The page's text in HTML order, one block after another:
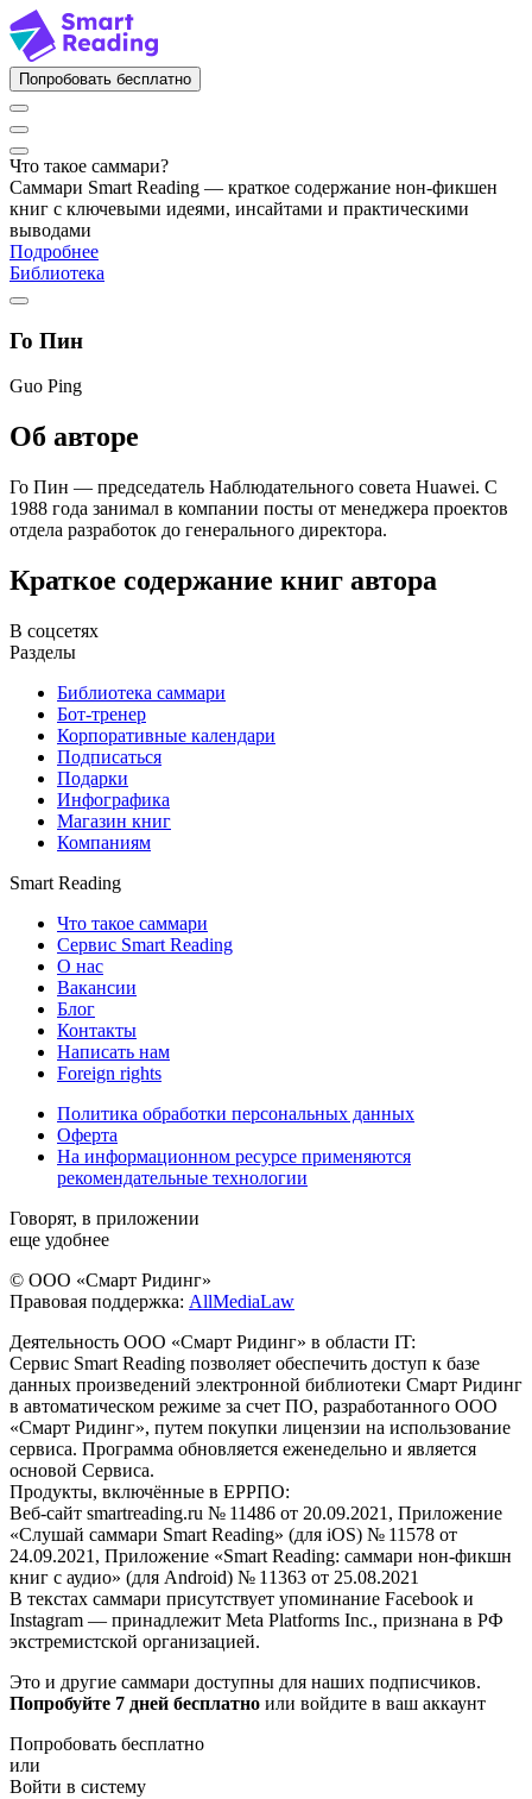
Попробовать бесплатно
Что такое саммари?
Саммари Smart Reading — краткое содержание нон-фикшен
книг с ключевыми идеями, инсайтами и практическими
выводами
Подробнее
Библиотека
Го Пин
Guo Ping
Об авторе
Го Пин — председатель Наблюдательного совета Huawei. С
1988 года занимал в компании посты от менеджера проектов
отдела разработок до генерального директора.
Краткое содержание книг автора
В соцсетях
Разделы
Библиотека саммари
Бот-тренер
Корпоративные календари
Подписаться
Подарки
Инфографика
Магазин книг
Компаниям
Smart Reading
Что такое саммари
Сервис Smart Reading
О нас
Вакансии
Блог
Контакты
Написать нам
Foreign rights
Политика обработки персональных данных
Оферта
На информационном ресурсе применяются
рекомендательные технологии
Говорят, в приложении
еще удобнее
© ООО «Смарт Ридинг»
Правовая поддержка: AllMediaLaw
Деятельность ООО «Смарт Ридинг» в области IT:
Сервис Smart Reading позволяет обеспечить доступ к базе
данных произведений электронной библиотеки Смарт Ридинг
в автоматическом режиме за счет ПО, разработанного ООО
«Смарт Ридинг», путем покупки лицензии на использование
сервиса. Программа обновляется еженедельно и является
основой Сервиса.
Продукты, включённые в ЕРРПО:
Веб-сайт smartreading.ru № 11486 от 20.09.2021, Приложение
«Слушай саммари Smart Reading» (для iOS) № 11578 от
24.09.2021, Приложение «Smart Reading: саммари нон-фикшн
книг с аудио» (для Android) № 11363 от 25.08.2021
В текстах саммари присутствует упоминание Facebook и
Instagram — принадлежит Meta Platforms Inc., признана в РФ
экстремистской организацией.
Это и другие саммари доступны для наших подписчиков.
Попробуйте 7 дней бесплатно или войдите в ваш аккаунт
Попробовать бесплатно
или
Войти в систему